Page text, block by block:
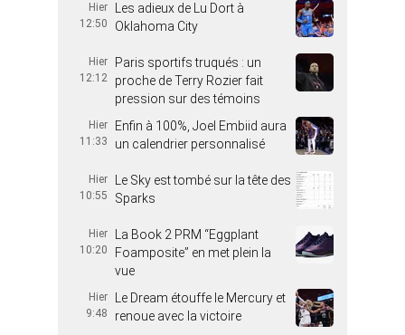
Hier
12:50
Les adieux de Lu Dort à
Oklahoma City
Hier
12:12
Paris sportifs truqués : un
proche de Terry Rozier fait
pression sur des témoins
Hier
11:33
Enfin à 100%, Joel Embiid aura
un calendrier personnalisé
Hier
10:55
Le Sky est tombé sur la tête des
Sparks
Hier
10:20
La Book 2 PRM “Eggplant
Foamposite” en met plein la
vue
Hier
9:48
Le Dream étouffe le Mercury et
renoue avec la victoire